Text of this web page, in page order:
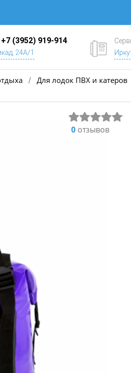
+7 (3952) 919-914
24А/1
/ Для лодок ПВХ и катеров
0отзывов